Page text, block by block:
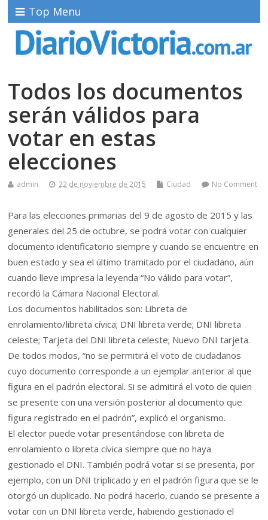
Top Menu
Todos los documentos
serán válidos para
votar en estas
elecciones
admin 22 de noviembre de 2015 Ciudad No Comment
Para las elecciones primarias del 9 de agosto de 2015 y las
generales del 25 de octubre, se podrá votar con cualquier
documento identificatorio siempre y cuando se encuentre en
buen estado y sea el último tramitado por el ciudadano, aún
cuando lleve impresa la leyenda “No válido para votar”,
recordó la Cámara Nacional Electoral.
Los documentos habilitados son: Libreta de
enrolamiento/libreta cívica; DNI libreta verde; DNI libreta
celeste; Tarjeta del DNI libreta celeste; Nuevo DNI tarjeta.
De todos modos, “no se permitirá el voto de ciudadanos
cuyo documento corresponde a un ejemplar anterior al que
figura en el padrón electoral. Si se admitirá el voto de quien
se presente con una versión posterior al documento que
figura registrado en el padrón”, explicó el organismo.
El elector puede votar presentándose con libreta de
enrolamiento o libreta cívica siempre que no haya
gestionado el DNI. También podrá votar si se presenta, por
ejemplo, con un DNI triplicado y en el padrón figura que se le
otorgó un duplicado. No podrá hacerlo, cuando se presente a
votar con un DNI libreta verde, habiendo gestionado el